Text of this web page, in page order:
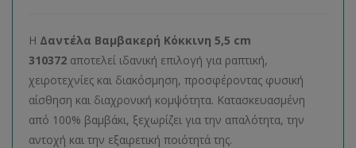
Η Δαντέλα Βαμβακερή Κόκκινη 5,5 cm
310372 αποτελεί ιδανική επιλογή για ραπτική,
χειροτεχνίες και διακόσμηση, προσφέροντας φυσική
αίσθηση και διαχρονική κομψότητα. Κατασκευασμένη
από 100% βαμβάκι, ξεχωρίζει για την απαλότητα, την
αντοχή και την εξαιρετική ποιότητά της.